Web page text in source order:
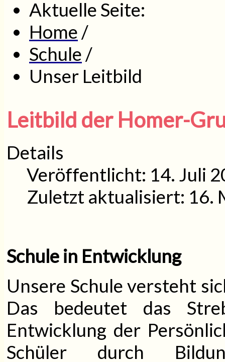
Aktuelle Seite:
Home /
Schule /
Unser Leitbild
Leitbild der Homer-
Details
Veröffentlicht: 14. Juli
Zuletzt aktualisiert: 16.
Schule in Entwicklung
Unsere Schule versteht
Das bedeutet das
Entwicklung der
Schüler durch